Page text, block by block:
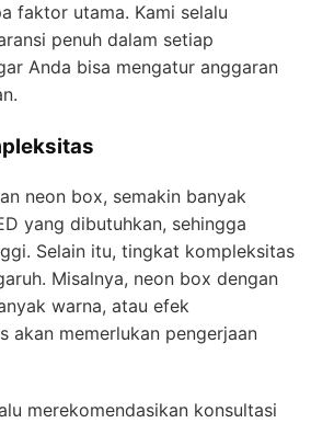
faktor utama. Kami selalu
penuh dalam setiap
Anda bisa mengatur anggaran
neon box, semakin banyak
yang dibutuhkan, sehingga
Selain itu, tingkat kompleksitas
Misalnya, neon box dengan
warna, atau efek
akan memerlukan pengerjaan
merekomendasikan konsultasi